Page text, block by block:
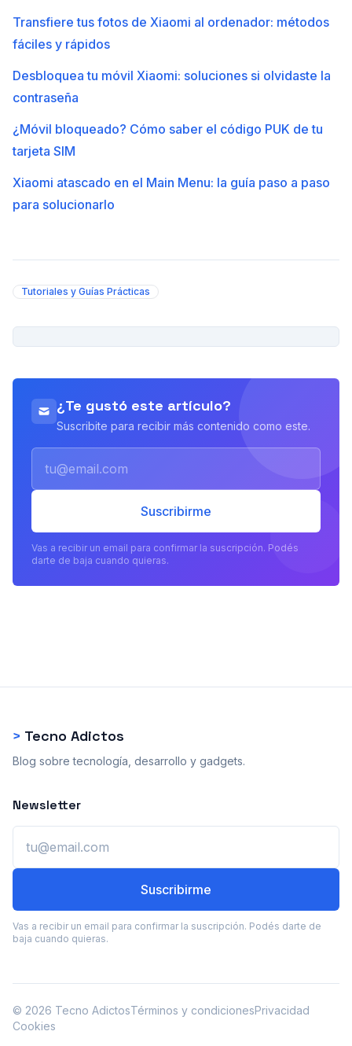
Transfiere tus fotos de Xiaomi al ordenador: métodos
fáciles y rápidos
Desbloquea tu móvil Xiaomi: soluciones si olvidaste la
contraseña
¿Móvil bloqueado? Cómo saber el código PUK de tu
tarjeta SIM
Xiaomi atascado en el Main Menu: la guía paso a paso
para solucionarlo
Tutoriales y Guías Prácticas
¿Te gustó este artículo?
Suscribite para recibir más contenido como este.
Suscribirme
Vas a recibir un email para confirmar la suscripción. Podés
darte de baja cuando quieras.
> Tecno Adictos
Blog sobre tecnología, desarrollo y gadgets.
Newsletter
Suscribirme
Vas a recibir un email para confirmar la suscripción. Podés darte de
baja cuando quieras.
© 2026 Tecno AdictosTérminos y condicionesPrivacidad
Cookies